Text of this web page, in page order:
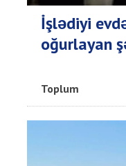
İşlədiyi
oğurlayan
Toplum